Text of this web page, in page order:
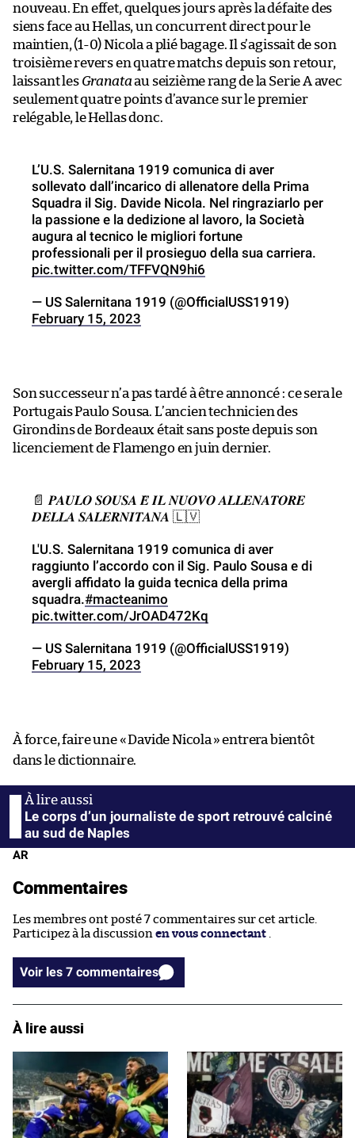
nouveau. En effet, quelques jours après la défaite des
siens face au Hellas, un concurrent direct pour le
maintien, (1-0) Nicola a plié bagage. Il s’agissait de son
troisième revers en quatre matchs depuis son retour,
laissant les Granataau seizième rang de la Serie A avec
seulement quatre points d’avance sur le premier
relégable, le Hellas donc.
L’U.S. Salernitana 1919 comunica di aver
sollevato dall’incarico di allenatore della Prima
Squadra il Sig. Davide Nicola. Nel ringraziarlo per
la passione e la dedizione al lavoro, la Società
augura al tecnico le migliori fortune
professionali per il prosieguo della sua carriera.
pic.twitter.com/TFFVQN9hi6
— US Salernitana 1919 (@OfficialUSS1919)
February 15, 2023
Son successeur n’a pas tardé à être annoncé : ce sera le
Portugais Paulo Sousa. L’ancien technicien des
Girondins de Bordeaux était sans poste depuis son
licenciement de Flamengo en juin dernier.
📄 𝑷𝑨𝑼𝑳𝑶 𝑺𝑶𝑼𝑺𝑨 𝑬̀ 𝑰𝑳 𝑵𝑼𝑶𝑽𝑶 𝑨𝑳𝑳𝑬𝑵𝑨𝑻𝑶𝑹𝑬
𝑫𝑬𝑳𝑳𝑨 𝑺𝑨𝑳𝑬𝑹𝑵𝑰𝑻𝑨𝑵𝑨 🇱🇻
L'U.S. Salernitana 1919 comunica di aver
raggiunto l’accordo con il Sig. Paulo Sousa e di
avergli affidato la guida tecnica della prima
squadra.#macteanimo
pic.twitter.com/JrOAD472Kq
— US Salernitana 1919 (@OfficialUSS1919)
February 15, 2023
À force, faire une «Davide Nicola » entrera bientôt
dans le dictionnaire.
Le corps d’un journaliste de sport retrouvé calciné
au sud de Naples
AR
Commentaires
Les membres ont posté 7 commentaires sur cet article.
Participez à la discussion en vous connectant
Voir les 7 commentaires
À lire aussi